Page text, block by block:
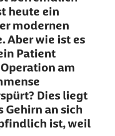
heute ein
modernen
Aber wie ist es
Patient
am
Dies liegt
Gehirn an sich
ist, weil